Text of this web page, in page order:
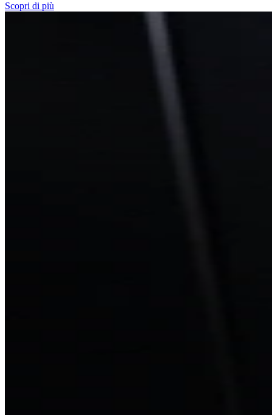
Scopri di più